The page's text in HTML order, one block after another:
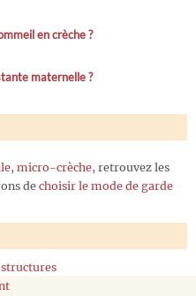
en crèche ?
maternelle ?
, micro-crèche, retrouvez les
de choisir le mode de garde